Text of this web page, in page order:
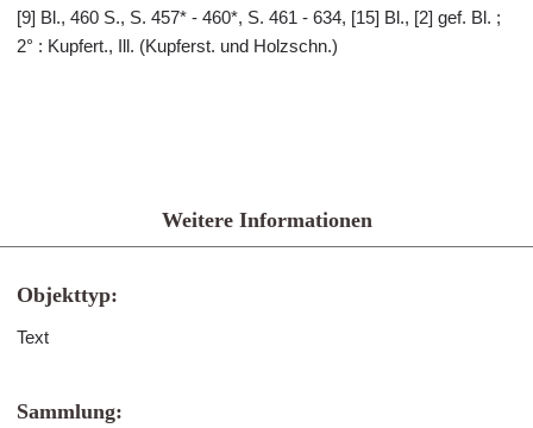
[9] Bl., 460 S., S. 457* - 460*, S. 461 - 634, [15] Bl., [2] gef. Bl. ;
2° : Kupfert., Ill. (Kupferst. und Holzschn.)
Weitere Informationen
Objekttyp:
Text
Sammlung: